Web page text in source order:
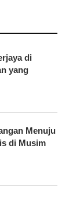
di
yang
Menuju
di Musim